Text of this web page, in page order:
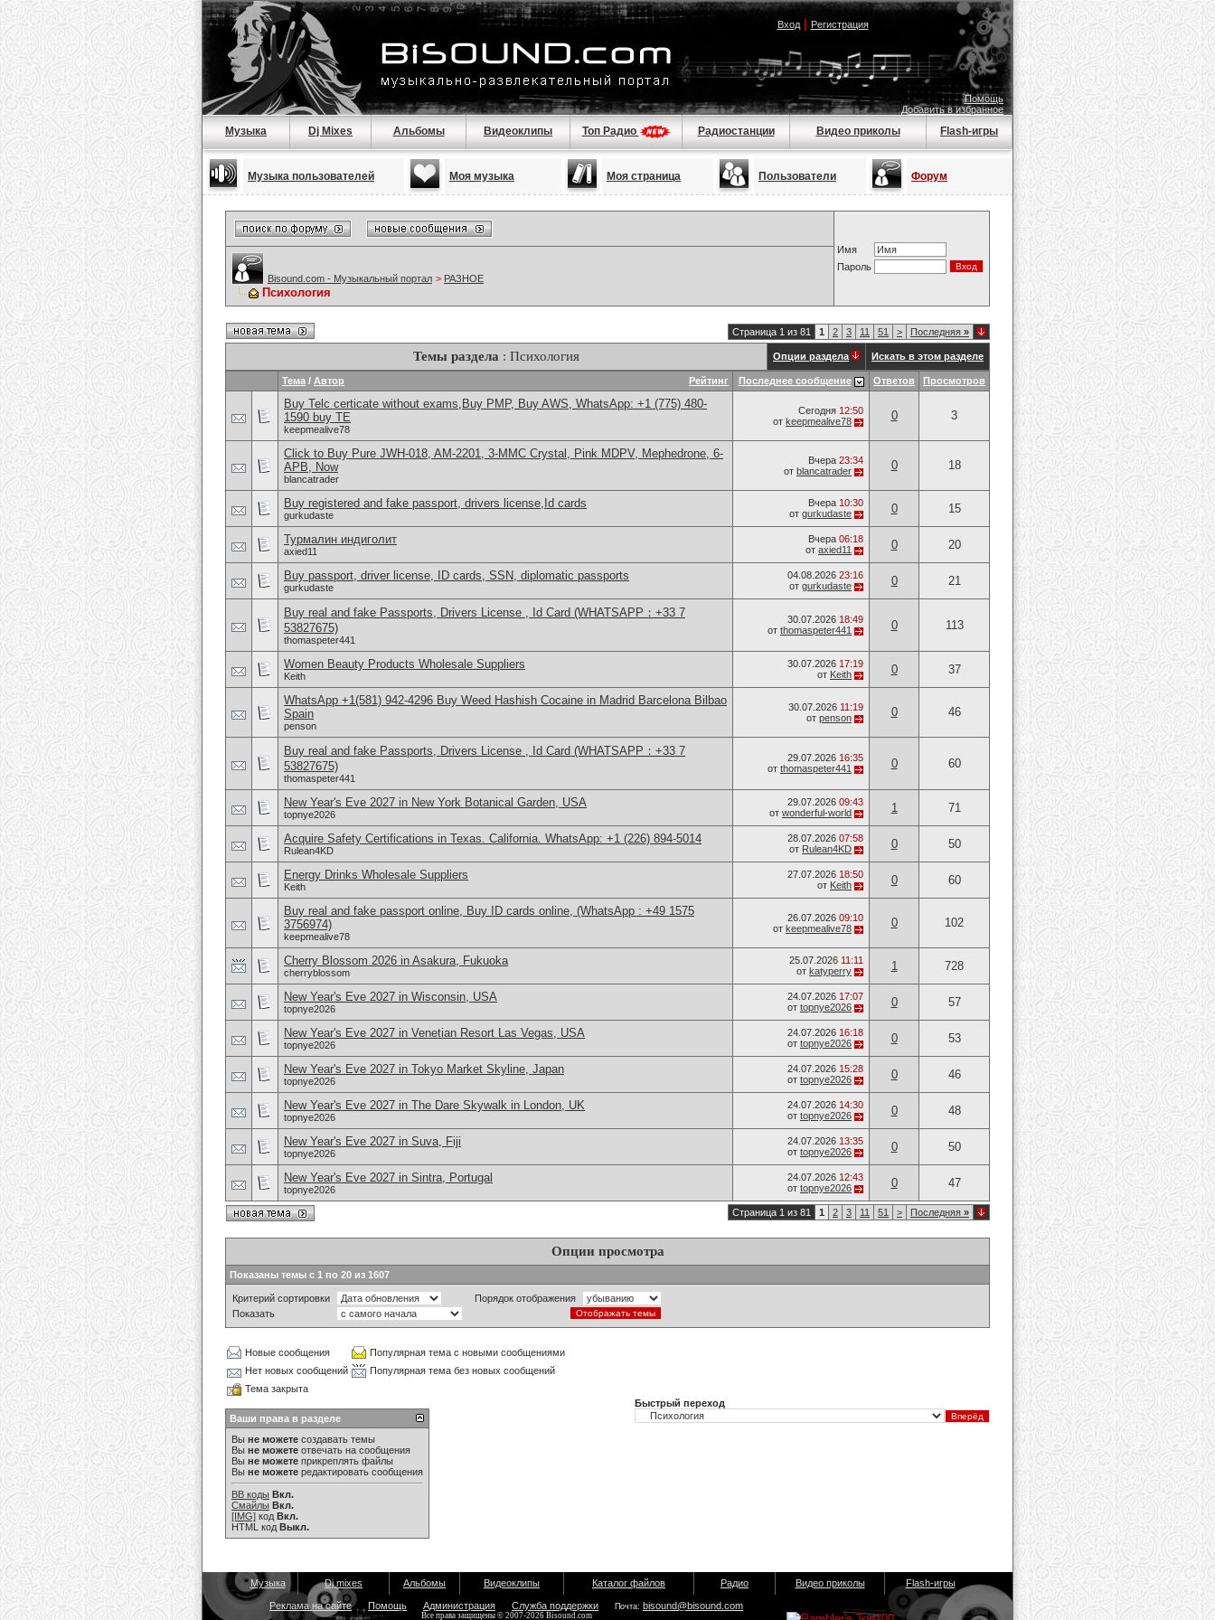
Вход| Регистрация
Помощь
Добавить в избранное
Музыка Dj Mixes Альбомы Видеоклипы Топ Радио Радиостанции Видео приколы Flash-игры
Музыка пользователей Моя музыка Моя страница Пользователи Форум
Имя
Пароль
Bisound.com - Музыкальный портал > РАЗНОЕ
Психология
Страница 1 из 81 1 2 3 11 51 > Последняя »
Темы раздела : Психология Опции раздела Искать в этом разделе
Рейтинг
Тема / Автор Последнее сообщение Ответов Просмотров
Buy Telc certicate without exams,Buy PMP, Buy AWS, WhatsApp: +1 (775) 480-
1590 buy TE
keepmealive78
Сегодня 12:50
от keepmealive78 0 3
Click to Buy Pure JWH-018, AM-2201, 3-MMC Crystal, Pink MDPV, Mephedrone, 6-
APB, Now
blancatrader
Вчера 23:34
от blancatrader 0 18
Buy registered and fake passport, drivers license,Id cards
gurkudaste
Вчера 10:30
от gurkudaste 0 15
Турмалин индиголит
axied11
Вчера 06:18
от axied11 0 20
Buy passport, driver license, ID cards, SSN, diplomatic passports
gurkudaste
04.08.2026 23:16
от gurkudaste 0 21
Buy real and fake Passports, Drivers License , Id Card (WHATSAPP：+33 7
53827675)
thomaspeter441
30.07.2026 18:49
от thomaspeter441 0 113
Women Beauty Products Wholesale Suppliers
Keith
30.07.2026 17:19
от Keith 0 37
WhatsApp +1(581) 942-4296 Buy Weed Hashish Cocaine in Madrid Barcelona Bilbao
Spain
penson
30.07.2026 11:19
от penson 0 46
Buy real and fake Passports, Drivers License , Id Card (WHATSAPP：+33 7
53827675)
thomaspeter441
29.07.2026 16:35
от thomaspeter441 0 60
New Year's Eve 2027 in New York Botanical Garden, USA
topnye2026
29.07.2026 09:43
от wonderful-world 1 71
Acquire Safety Certifications in Texas. California. WhatsApp: +1 (226) 894-5014
Rulean4KD
28.07.2026 07:58
от Rulean4KD 0 50
Energy Drinks Wholesale Suppliers
Keith
27.07.2026 18:50
от Keith 0 60
Buy real and fake passport online, Buy ID cards online, (WhatsApp : +49 1575
3756974)
keepmealive78
26.07.2026 09:10
от keepmealive78 0 102
Cherry Blossom 2026 in Asakura, Fukuoka
cherryblossom
25.07.2026 11:11
от katyperry 1 728
New Year's Eve 2027 in Wisconsin, USA
topnye2026
24.07.2026 17:07
от topnye2026 0 57
New Year's Eve 2027 in Venetian Resort Las Vegas, USA
topnye2026
24.07.2026 16:18
от topnye2026 0 53
New Year's Eve 2027 in Tokyo Market Skyline, Japan
topnye2026
24.07.2026 15:28
от topnye2026 0 46
New Year's Eve 2027 in The Dare Skywalk in London, UK
topnye2026
24.07.2026 14:30
от topnye2026 0 48
New Year's Eve 2027 in Suva, Fiji
topnye2026
24.07.2026 13:35
от topnye2026 0 50
New Year's Eve 2027 in Sintra, Portugal
topnye2026
24.07.2026 12:43
от topnye2026 0 47
Страница 1 из 81 1 2 3 11 51 > Последняя »
Опции просмотра
Показаны темы с 1 по 20 из 1607
Критерий сортировки
Порядок отображения
Показать
Новые сообщения
Популярная тема с новыми сообщениями
Нет новых сообщений
Популярная тема без новых сообщений
Тема закрыта
Ваши права в разделе
Вы не можете создавать темы
Вы не можете отвечать на сообщения
Вы не можете прикреплять файлы
Вы не можете редактировать сообщения
BB коды Вкл.
Смайлы Вкл.
[IMG] код Вкл.
HTML код Выкл.
Быстрый переход
Музыка Dj mixes Альбомы Видеоклипы Каталог файлов Радио Видео приколы Flash-игры
Реклама на сайте Помощь Администрация Служба поддержки Почта: bisound@bisound.com
Все права защищены © 2007-2026 Bisound.com